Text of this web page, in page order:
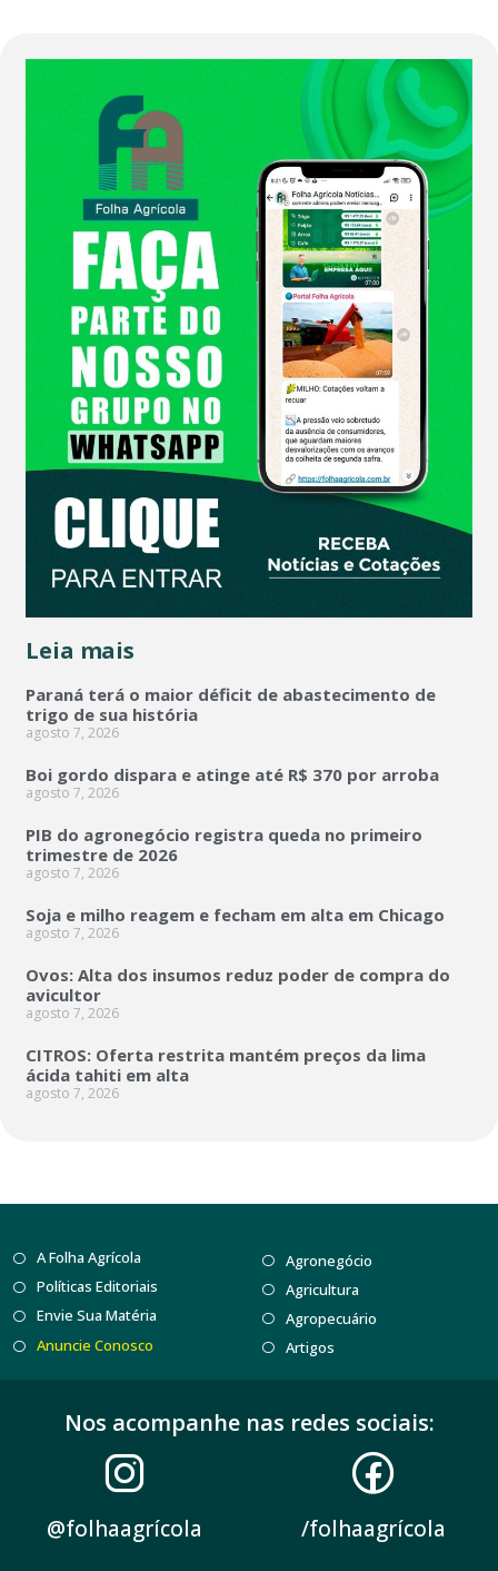
Leia mais
Paraná terá o maior déficit de abastecimento de
trigo de sua história
agosto 7, 2026
Boi gordo dispara e atinge até R$ 370 por arroba
agosto 7, 2026
PIB do agronegócio registra queda no primeiro
trimestre de 2026
agosto 7, 2026
Soja e milho reagem e fecham em alta em Chicago
agosto 7, 2026
Ovos: Alta dos insumos reduz poder de compra do
avicultor
agosto 7, 2026
CITROS: Oferta restrita mantém preços da lima
ácida tahiti em alta
agosto 7, 2026
A Folha Agrícola
Políticas Editoriais
Envie Sua Matéria
Anuncie Conosco
Agronegócio
Agricultura
Agropecuário
Artigos
Nos acompanhe nas redes sociais:
@folhaagrícola /folhaagrícola